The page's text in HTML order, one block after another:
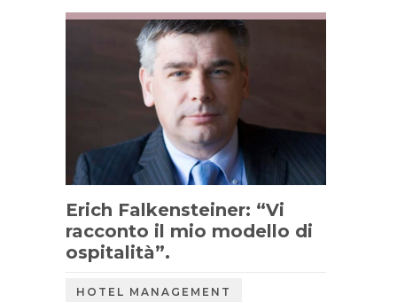
Erich Falkensteiner: “Vi
racconto il mio modello di
ospitalità”.
HOTEL MANAGEMENT